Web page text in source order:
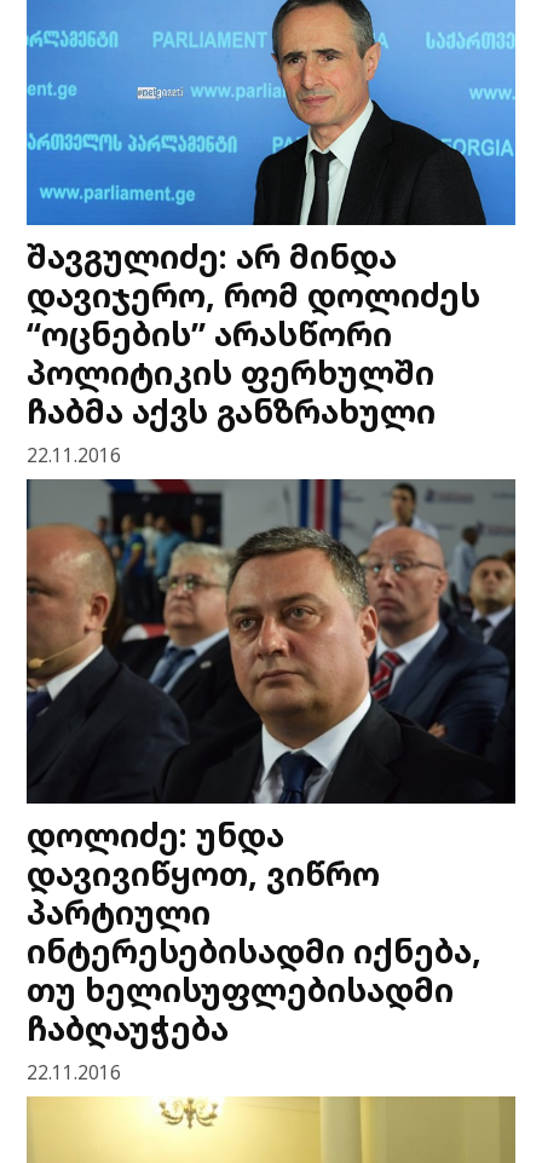
შავგულიძე: არ მინდა
დავიჯერო, რომ დოლიძეს
“ოცნების” არასწორი
პოლიტიკის ფერხულში
ჩაბმა აქვს განზრახული
22.11.2016
დოლიძე: უნდა
დავივიწყოთ, ვიწრო
პარტიული
ინტერესებისადმი იქნება,
თუ ხელისუფლებისადმი
ჩაბღაუჭება
22.11.2016